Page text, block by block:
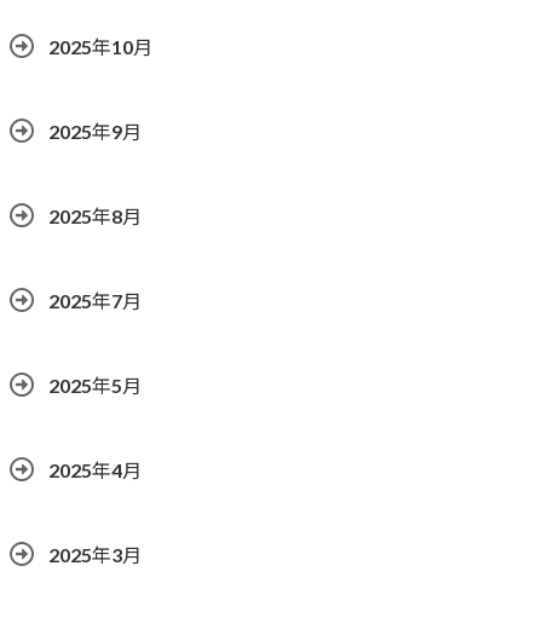
2025年10月
2025年9月
2025年8月
2025年7月
2025年5月
2025年4月
2025年3月